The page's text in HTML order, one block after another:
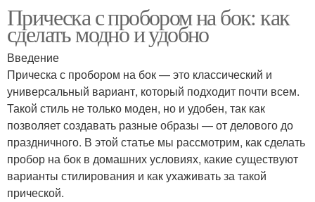
Прическа с пробором на бок: как
сделать модно и удобно
Введение
Прическа с пробором на бок — это классический и
универсальный вариант, который подходит почти всем.
Такой стиль не только моден, но и удобен, так как
позволяет создавать разные образы — от делового до
праздничного. В этой статье мы рассмотрим, как сделать
пробор на бок в домашних условиях, какие существуют
варианты стилирования и как ухаживать за такой
прической.